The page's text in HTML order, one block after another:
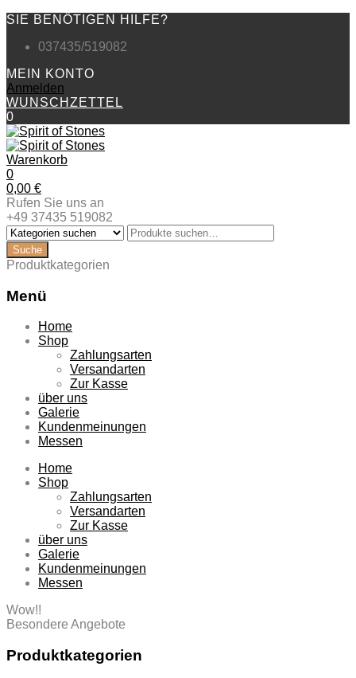
SIE BENÖTIGEN HILFE?
037435/519082
MEIN KONTO
Anmelden
WUNSCHZETTEL
0
Warenkorb
0
0,00 €
Rufen Sie uns an
+49 37435 519082
Produktkategorien
Menü
Zum
Inhalt
Home
Shop
Zahlungsarten
Versandarten
Zur Kasse
über uns
Galerie
Kundenmeinungen
Messen
Home
Shop
Zahlungsarten
Versandarten
Zur Kasse
über uns
Galerie
Kundenmeinungen
Messen
Wow!!
Besondere Angebote
Produktkategorien